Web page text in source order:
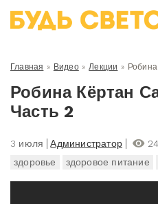
Главная » Видео» Лекции »
Робина Кёртан
Часть 2
3 июля Администратор
здоровье
здоровое питание